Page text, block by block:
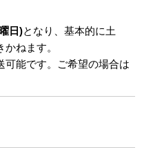
日)となり、基本的に土
ねます。
能です。ご希望の場合は